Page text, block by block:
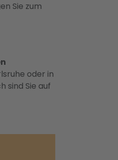
Sie zum
oder in
sind Sie auf